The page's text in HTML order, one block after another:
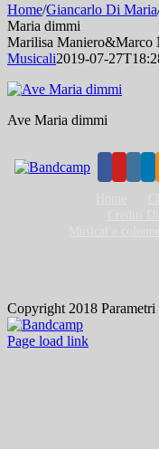
Home/Giancarlo Di Maria
Maria dimmi
Marilisa Maniero&Marco
Musicali2019-07-
Ave Maria dimmi
Copyright 2018
Bandcamp
Page load link